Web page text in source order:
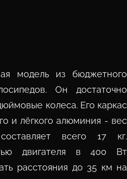
модель из бюджетного
Он достаточно
колеса. Его каркас
и лёгкого алюминия - вес
составляет всего 17 кг.
двигателя в 400 Вт
расстояния до 35 км на